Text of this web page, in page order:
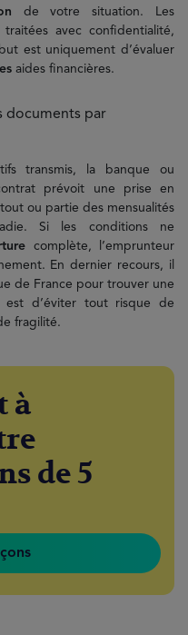
de votre situation. Les
avec confidentialité,
est uniquement d’évaluer
aides financières.
documents par
transmis, la banque ou
prévoit une prise en
ou partie des mensualités
Si les conditions ne
complète, l’emprunteur
En dernier recours, il
de France pour trouver une
est d’éviter tout risque de
fragilité.
à
de 5